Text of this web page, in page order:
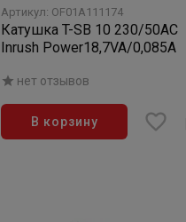
Артикул: OF01A111174
Катушка T-SB 10 230/50АС
Inrush Power18,7VA/0,085А
нет отзывов
В корзину